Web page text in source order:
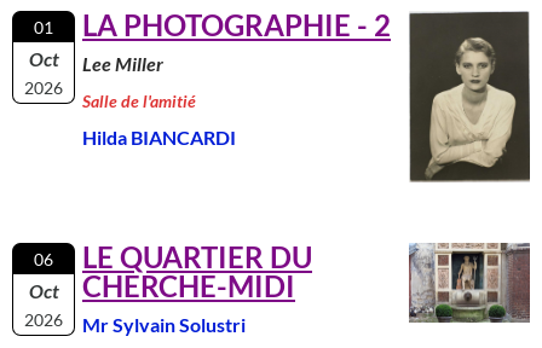
01
Oct
2026
LA PHOTOGRAPHIE - 2
Lee Miller
Salle de l'amitié
Hilda BIANCARDI
06
Oct
2026
LE QUARTIER DU
CHERCHE-MIDI
Mr Sylvain Solustri